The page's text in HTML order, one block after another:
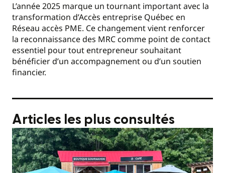
L’année 2025 marque un tournant important avec la
transformation d’Accès entreprise Québec en
Réseau accès PME. Ce changement vient renforcer
la reconnaissance des MRC comme point de contact
essentiel pour tout entrepreneur souhaitant
bénéficier d’un accompagnement ou d’un soutien
financier.
Articles les plus consultés